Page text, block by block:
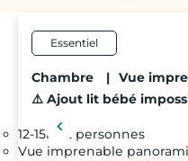
Essentiel
Chambre | Vue
⚠️ Ajout lit bébé
12-15m² 2 personnes
Vue imprenable